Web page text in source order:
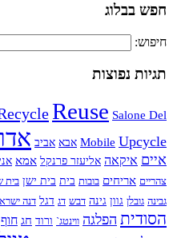
חפש בבלוג
חיפוש:
תגיות נפוצות
Recycle Reuse Salone Del
Mobile Upcycle אבא אביב
איים איקאה אליעזר פרנקל אמא
צהריים אריחים בובות בית בית ישן בית
גבינה גובלן גוון גינה דבש דג דגל דנה
הסודית הפלגה ווינטג` ורוד חג חוף